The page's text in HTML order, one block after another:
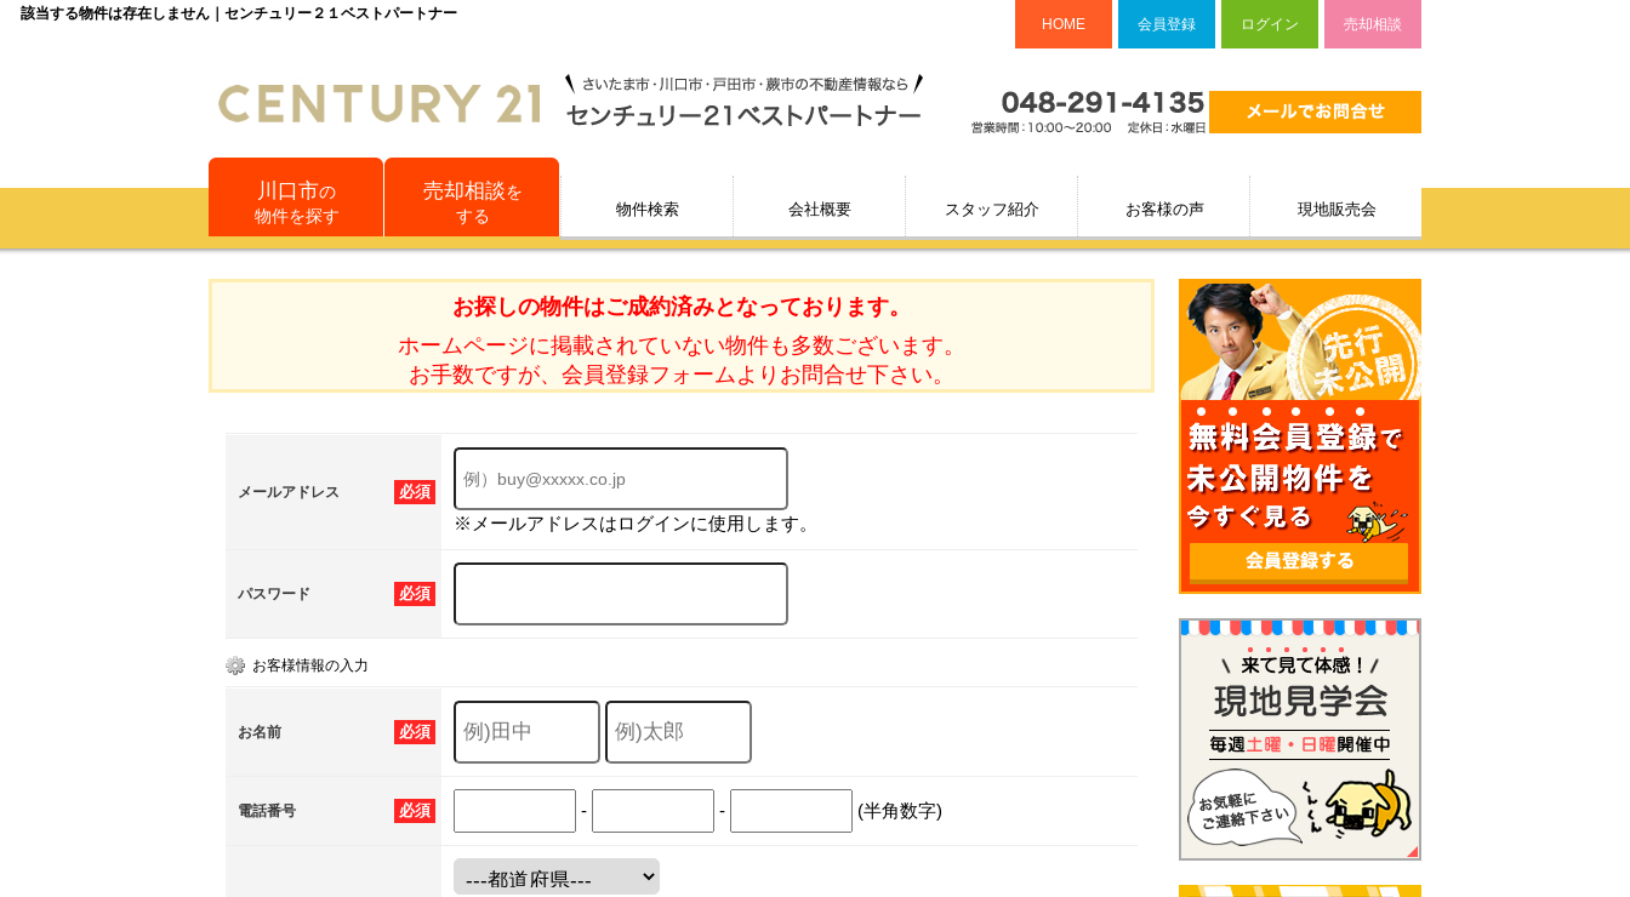
該当する物件は存在しません｜センチュリー２１ベストパートナー
HOME 会員登録 ログイン 売却相談
川口市の
物件を探す
売却相談を
する
物件検索 会社概要 スタッフ紹介 お客様の声 現地販売会
お探しの物件はご成約済みとなっております。
ホームページに掲載されていない物件も多数ございます。
お手数ですが、会員登録フォームよりお問合せ下さい。
必須
メールアドレス
※メールアドレスはログインに使用します。
必須
パスワード
お客様情報の入力
必須
お名前
必須
電話番号 - - (半角数字)